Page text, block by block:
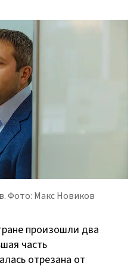
Фото: Макс Новиков
произошли два
часть
отрезана от